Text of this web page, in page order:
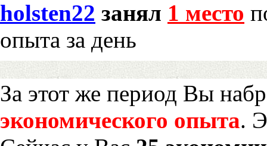
holsten22 занял 1 место
опыта за день
За этот же период Вы
экономического опыта.